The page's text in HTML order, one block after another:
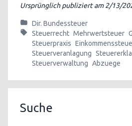
Ursprünglich publiziert am2/13/
Dir. Bundessteuer
Steuerrecht Mehrwertsteuer
Steuerpraxis
Steuerveranlagung
Steuerverwaltung Abzuege
Suche